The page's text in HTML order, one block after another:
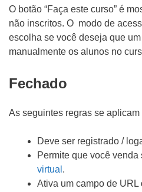
O botão “Faça este curso” é
não inscritos. O modo de
escolha se você deseja que
manualmente os alunos no
Fechado
As seguintes regras se
Deve ser registrado /
Permite que você
virtual .
Ativa um campo de